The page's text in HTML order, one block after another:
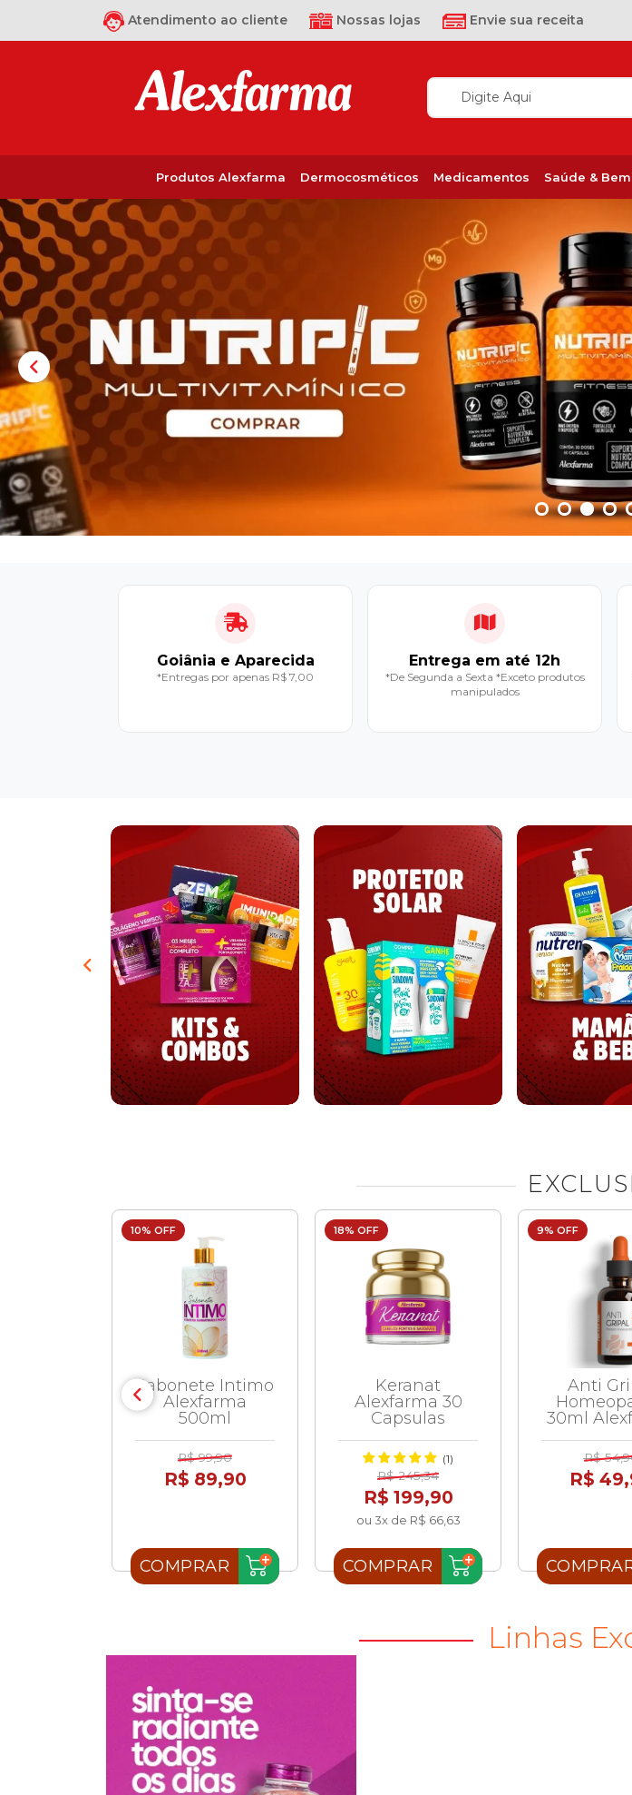
Atendimento ao cliente Nossas lojas Envie sua receita
Produtos Alexfarma Dermocosméticos Medicamentos Saúde &
Goiânia e Aparecida
*Entregas por apenas R$ 7,00
Entrega em até 12h
*De Segunda a Sexta *Exceto produtos
manipulados
10% OFF
Sabonete Intimo
Alexfarma
500ml
R$ 99,90
R$ 89,90
COMPRAR
18% OFF
Keranat
Alexfarma 30
Capsulas
(1)
R$ 245,34
R$ 199,90
ou 3x de R$ 66,63
COMPRAR
9% OFF
Anti
30ml
R$
R$
Linhas